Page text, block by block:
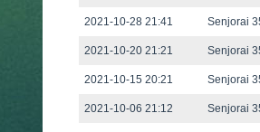
2021-10-28 21:41 Senjorai
2021-10-20 21:21 Senjorai
2021-10-15 20:21 Senjorai
2021-10-06 21:12 Senjorai